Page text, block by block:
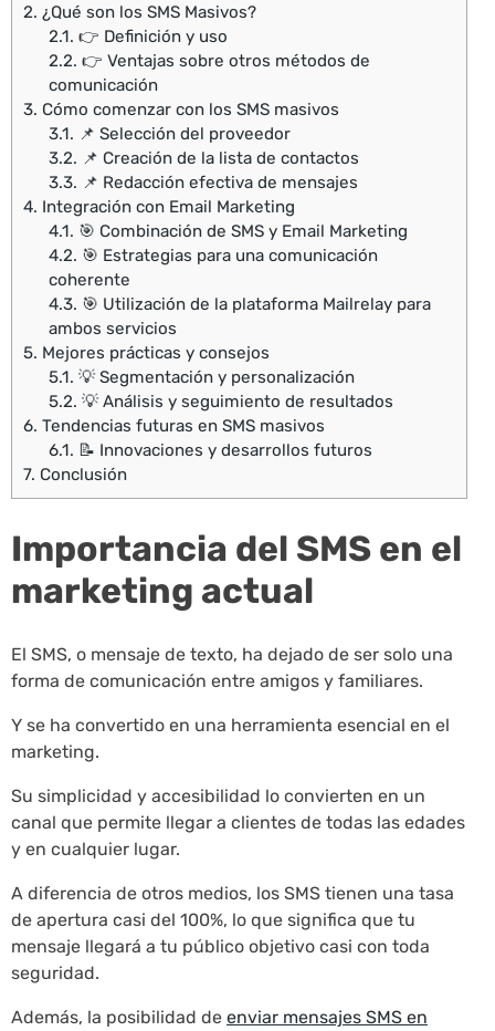
2. ¿Qué son los SMS Masivos?
2.1. 👉 Definición y uso
2.2. 👉 Ventajas sobre otros métodos de
comunicación
3. Cómo comenzar con los SMS masivos
3.1. 📌 Selección del proveedor
3.2. 📌 Creación de la lista de contactos
3.3. 📌 Redacción efectiva de mensajes
4. Integración con Email Marketing
4.1. 🎯 Combinación de SMS y Email Marketing
4.2. 🎯 Estrategias para una comunicación
coherente
4.3. 🎯 Utilización de la plataforma Mailrelay para
ambos servicios
5. Mejores prácticas y consejos
5.1. 💡 Segmentación y personalización
5.2. 💡 Análisis y seguimiento de resultados
6. Tendencias futuras en SMS masivos
6.1. 📝 Innovaciones y desarrollos futuros
7. Conclusión
Importancia del SMS en el
marketing actual
El SMS, o mensaje de texto, ha dejado de ser solo una
forma de comunicación entre amigos y familiares.
Y se ha convertido en una herramienta esencial en el
marketing.
Su simplicidad y accesibilidad lo convierten en un
canal que permite llegar a clientes de todas las edades
y en cualquier lugar.
A diferencia de otros medios, los SMS tienen una tasa
de apertura casi del 100%, lo que significa que tu
mensaje llegará a tu público objetivo casi con toda
seguridad.
Además, la posibilidad de enviar mensajes SMS en